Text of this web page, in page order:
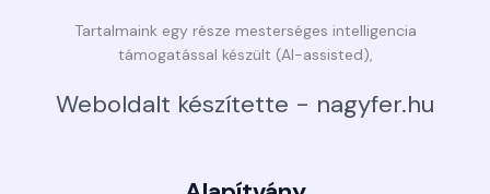
Tartalmaink egy része mesterséges intelligencia
támogatással készült (AI-assisted),
Weboldalt készítette - nagyfer.hu